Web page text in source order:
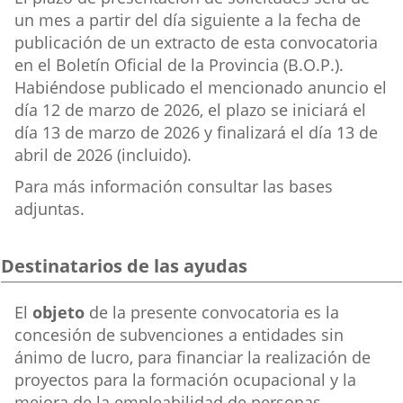
un mes a partir del día siguiente a la fecha de
publicación de un extracto de esta convocatoria
en el Boletín Oficial de la Provincia (B.O.P.).
Habiéndose publicado el mencionado anuncio el
día 12 de marzo de 2026, el plazo se iniciará el
día 13 de marzo de 2026 y finalizará el día 13 de
abril de 2026 (incluido).
Para más información consultar las bases
adjuntas.
Destinatarios de las ayudas
Destinatarios
de
las
ayudas
El objeto de la presente convocatoria es la
concesión de subvenciones a entidades sin
ánimo de lucro, para financiar la realización de
proyectos para la formación ocupacional y la